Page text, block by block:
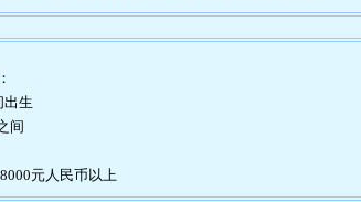
出生
间
元人民币以上